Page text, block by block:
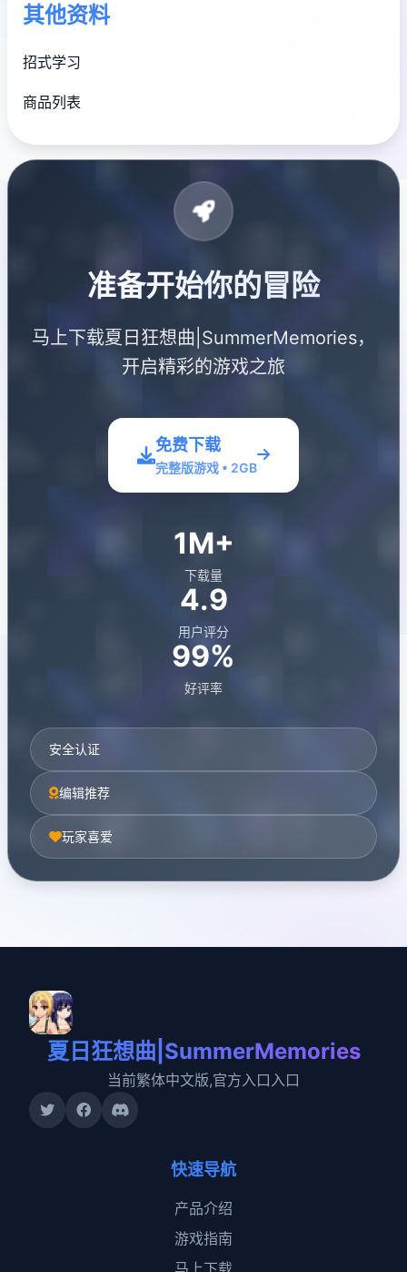
其他资料
招式学习
商品列表
准备开始你的冒险
马上下载夏日狂想曲|SummerMemories，
开启精彩的游戏之旅
免费下载
完整版游戏 • 2GB
1M+
下载量
4.9
用户评分
99%
好评率
安全认证
编辑推荐
玩家喜爱
夏日狂想曲|SummerMemories
当前繁体中文版,官方入口入口
快速导航
产品介绍
游戏指南
马上下载